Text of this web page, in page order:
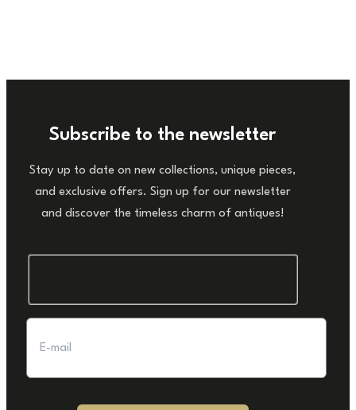
Subscribe to the newsletter
Stay up to date on new collections, unique pieces,
and exclusive offers. Sign up for our newsletter
and discover the timeless charm of antiques!